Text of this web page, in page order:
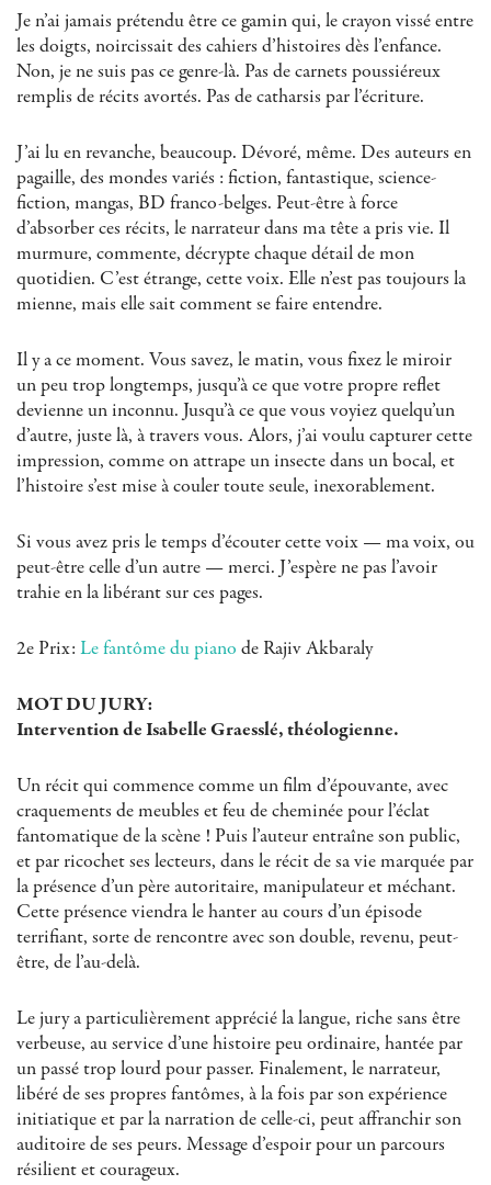
Je n’ai jamais prétendu être ce gamin qui, le crayon vissé entre
les doigts, noircissait des cahiers d’histoires dès l’enfance.
Non, je ne suis pas ce genre-là. Pas de carnets poussiéreux
remplis de récits avortés. Pas de catharsis par l’écriture.
J’ai lu en revanche, beaucoup. Dévoré, même. Des auteurs en
pagaille, des mondes variés : fiction, fantastique, science-
fiction, mangas, BD franco-belges. Peut-être à force
d’absorber ces récits, le narrateur dans ma tête a pris vie. Il
murmure, commente, décrypte chaque détail de mon
quotidien. C’est étrange, cette voix. Elle n’est pas toujours la
mienne, mais elle sait comment se faire entendre.
Il y a ce moment. Vous savez, le matin, vous fixez le miroir
un peu trop longtemps, jusqu’à ce que votre propre reflet
devienne un inconnu. Jusqu’à ce que vous voyiez quelqu’un
d’autre, juste là, à travers vous. Alors, j’ai voulu capturer cette
impression, comme on attrape un insecte dans un bocal, et
l’histoire s’est mise à couler toute seule, inexorablement.
Si vous avez pris le temps d’écouter cette voix — ma voix, ou
peut-être celle d’un autre — merci. J’espère ne pas l’avoir
trahie en la libérant sur ces pages.
2e Prix: Le fantôme du piano de Rajiv Akbaraly
MOT DU JURY:
Intervention de Isabelle Graesslé, théologienne.
Un récit qui commence comme un film d’épouvante, avec
craquements de meubles et feu de cheminée pour l’éclat
fantomatique de la scène ! Puis l’auteur entraîne son public,
et par ricochet ses lecteurs, dans le récit de sa vie marquée par
la présence d’un père autoritaire, manipulateur et méchant.
Cette présence viendra le hanter au cours d’un épisode
terrifiant, sorte de rencontre avec son double, revenu, peut-
être, de l’au-delà.
Le jury a particulièrement apprécié la langue, riche sans être
verbeuse, au service d’une histoire peu ordinaire, hantée par
un passé trop lourd pour passer. Finalement, le narrateur,
libéré de ses propres fantômes, à la fois par son expérience
initiatique et par la narration de celle-ci, peut affranchir son
auditoire de ses peurs. Message d’espoir pour un parcours
résilient et courageux.